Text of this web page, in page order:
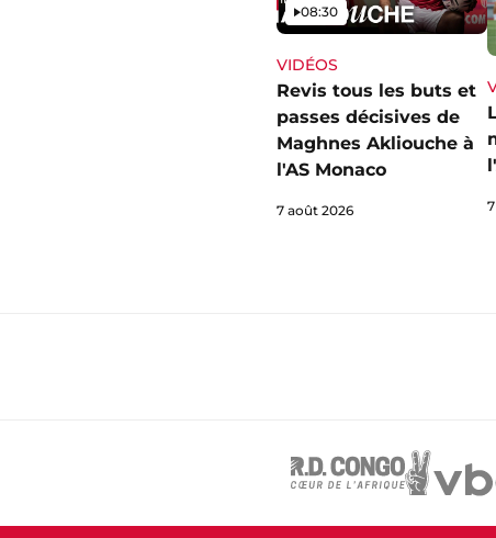
VIDÉOS
Revis tous les buts et
passes décisives de
Maghnes Akliouche à
l'AS Monaco
Vidéo
08:30
7 août 2026